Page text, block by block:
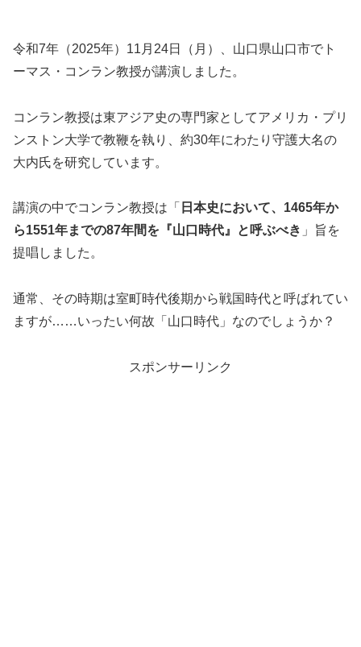
令和7年（2025年）11月24日（月）、山口県山口市でト
ーマス・コンラン教授が講演しました。
コンラン教授は東アジア史の専門家としてアメリカ・プリ
ンストン大学で教鞭を執り、約30年にわたり守護大名の
大内氏を研究しています。
講演の中でコンラン教授は「 日本史において、1465年か
ら1551年までの87年間を『山口時代』と呼ぶべき 」旨を
提唱しました。
通常、その時期は室町時代後期から戦国時代と呼ばれてい
ますが……いったい何故「山口時代」なのでしょうか？
スポンサーリンク